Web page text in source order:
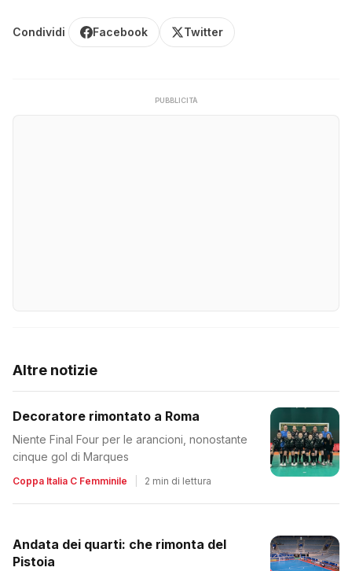
Condividi Facebook Twitter
PUBBLICITÀ
Altre notizie
Decoratore rimontato a Roma
Niente Final Four per le arancioni, nonostante
cinque gol di Marques
Coppa Italia C Femminile 2 min di lettura
Andata dei quarti: che rimonta del
Pistoia